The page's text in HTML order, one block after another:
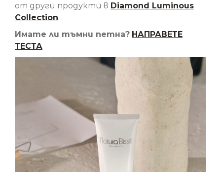
от други продукти в Diamond Luminous
Collection.
Имате ли тъмни петна? НАПРАВЕТЕ
ТЕСТА